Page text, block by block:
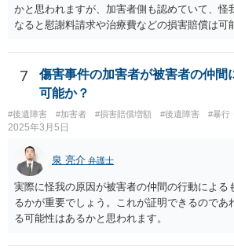
かと思われますが、加害者側も認めていて、怪
なると慰謝料請求や治療費などの損害賠償は可
い場合が多いです。 また、保険会社から提案
れることも多いため、その交渉のために弁護
考えられるかと思われます。
7
傷害事件の加害者が被害者の仲間
可能か？
#後遺障害 #加害者 #損害賠償増額 #後遺障害 #暴行
2025年3月5日
泉 亮介 弁護士
実際に怪我の原因が被害者の仲間の行動による
るかが重要でしょう。これが証明できるのであ
る可能性はあるかと思われます。